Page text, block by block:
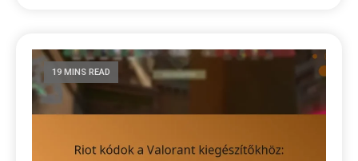
19 MINS READ